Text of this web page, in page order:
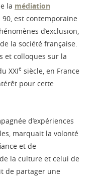
la médiation
est contemporaine
d’exclusion,
la société française.
et colloques sur la
XXIe siècle, en France
pour cette
d’expériences
marquait la volonté
et de
la culture et celui de
de partager une